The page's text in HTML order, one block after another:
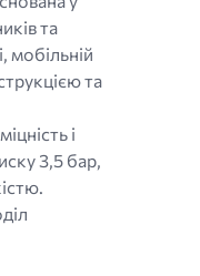
та
мобільній
та
і
3,5 бар,